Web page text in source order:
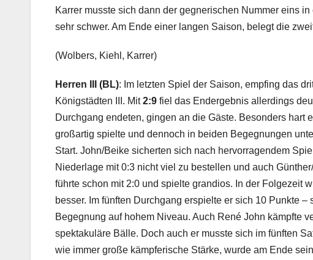
Karrer musste sich dann der gegnerischen Nummer eins
sehr schwer. Am Ende einer langen Saison, belegt die
(Wolbers, Kiehl, Karrer)
Herren III (BL): Im letzten Spiel der Saison, empfing das
Königstädten III. Mit2:9 fiel das Endergebnis allerdings
Durchgang endeten, gingen an die Gäste. Besonders hart
großartig spielte und dennoch in beiden Begegnungen
Start. John/Beike sicherten sich nach hervorragendem
Niederlage mit 0:3 nicht viel zu bestellen und auch
führte schon mit 2:0 und spielte grandios. In der Folgezeit
besser. Im fünften Durchgang erspielte er sich 10 Punkte
Begegnung auf hohem Niveau. Auch René John kämpfte
spektakuläre Bälle. Doch auch er musste sich im fünften
wie immer große kämpferische Stärke, wurde am Ende